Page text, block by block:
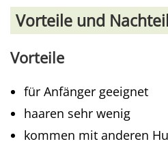
Vorteile und
Vorteile
für Anfänger geeignet
haaren sehr wenig
kommen mit anderen